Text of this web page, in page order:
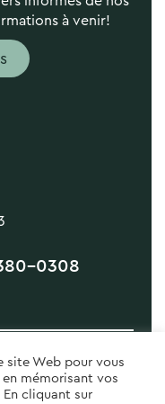
0308
à venir!
site Web pour vous
mémorisant vos
cliquant sur